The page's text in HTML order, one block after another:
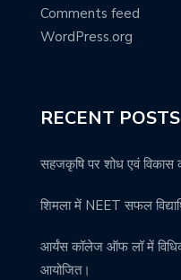
Comments feed
WordPress.org
RECENT POSTS
सहजकृषि पर शोध एवं विकास
शिमला में NEET सफल
आर्यंस कॉलेज ऑफ लॉ में
आयोजित।